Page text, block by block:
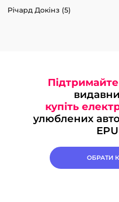
Річард Докінз (5)
Підтримайте
купіть
улюблених
ОБРАТИ